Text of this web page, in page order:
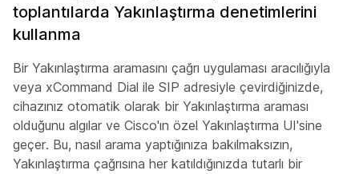
toplantılarda Yakınlaştırma denetimlerini
kullanma
Bir Yakınlaştırma aramasını çağrı uygulaması aracılığıyla
veya xCommand Dial ile SIP adresiyle çevirdiğinizde,
cihazınız otomatik olarak bir Yakınlaştırma araması
olduğunu algılar ve Cisco'ın özel Yakınlaştırma UI'sine
geçer. Bu, nasıl arama yaptığınıza bakılmaksızın,
Yakınlaştırma çağrısına her katıldığınızda tutarlı bir